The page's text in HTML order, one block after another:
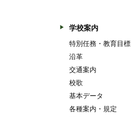
学校案内
特別任務・教育目標
沿革
交通案内
校歌
基本データ
各種案内・規定